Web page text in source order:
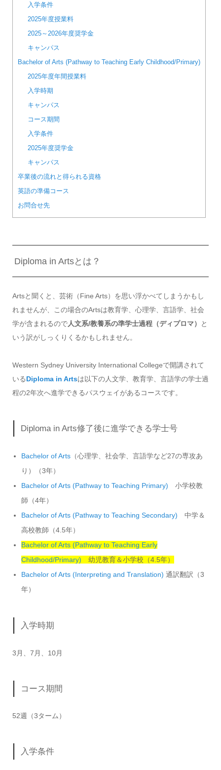
入学条件
2025年度授業料
2025～2026年度奨学金
キャンパス
Bachelor of Arts (Pathway to Teaching Early Childhood/Primary)
2025年度年間授業料
入学時期
キャンパス
コース期間
入学条件
2025年度奨学金
キャンパス
卒業後の流れと得られる資格
英語の準備コース
お問合せ先
Diploma in Artsとは？
Artsと聞くと、芸術（Fine Arts）を思い浮かべてしまうかもし
れませんが、この場合のArtsは教育学、心理学、言語学、社会
学が含まれるので人文系/教養系の準学士過程（ディプロマ）
と
いう訳がしっくりくるかもしれません。
Western Sydney University International Collegeで開講されて
いるDiploma in Artsは以下の人文学、教育学、言語学の学士過
程の2年次へ進学できるパスウェイがあるコースです。
Diploma in Arts修了後に進学できる学士号
Bachelor of Arts （心理学、社会学、言語学など27の専攻あ
り）（3年）
Bachelor of Arts (Pathway to Teaching Primary) 小学校教
師（4年）
Bachelor of Arts (Pathway to Teaching Secondary) 中学＆
高校教師（4.5年）
Bachelor of Arts (Pathway to Teaching Early
Childhood/Primary) 幼児教育＆小学校（4.5年）
Bachelor of Arts (Interpreting and Translation) 通訳翻訳（3
年）
入学時期
3月、7月、10月
コース期間
52週（3ターム）
入学条件